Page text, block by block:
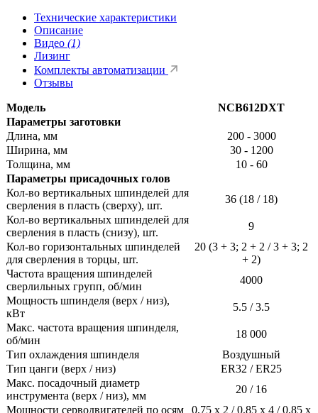
Технические характеристики
Описание
Видео (1)
Лизинг
Комплекты автоматизации
Отзывы
Модель
NCB612DXT
Параметры заготовки
Длина, мм
200 - 3000
Ширина, мм
30 - 1200
Толщина, мм
10 - 60
Параметры присадочных голов
Кол-во вертикальных шпинделей для
сверления в пласть (сверху), шт.
36 (18 / 18)
Кол-во вертикальных шпинделей для
сверления в пласть (снизу), шт.
9
Кол-во горизонтальных шпинделей
для сверления в торцы, шт.
20 (3 + 3; 2 + 2 / 3 + 3; 2
+ 2)
Частота вращения шпинделей
сверлильных групп, об/мин
4000
Мощность шпинделя (верх / низ),
кВт
5.5 / 3.5
Макс. частота вращения шпинделя,
об/мин
18 000
Тип охлаждения шпинделя
Воздушный
Тип цанги (верх / низ)
ER32 / ER25
Макс. посадочный диаметр
инструмента (верх / низ), мм
20 / 16
Мощности серводвигателей по осям
0,75 x 2 / 0,85 x 4 / 0,85 x